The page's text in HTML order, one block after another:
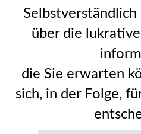
Selbstverständlich
über die
die Sie erwarten
sich, in der Folge,